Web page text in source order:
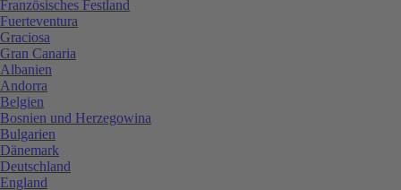
Französisches Festland
Fuerteventura
Graciosa
Gran Canaria
Albanien
Andorra
Belgien
Bosnien und Herzegowina
Bulgarien
Dänemark
Deutschland
England